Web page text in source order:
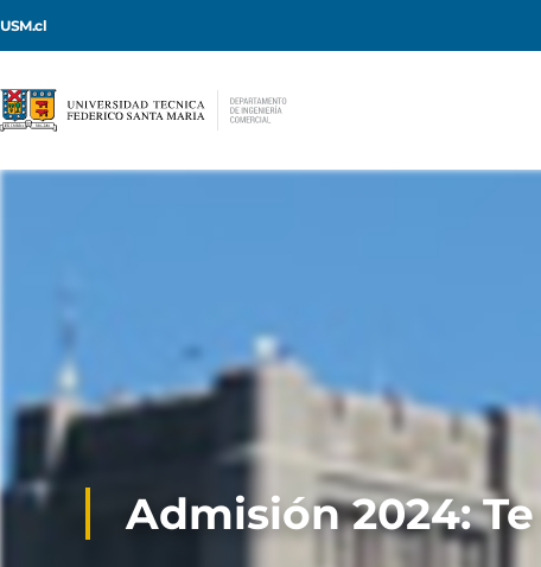
USM.cl
Admisión 2024: